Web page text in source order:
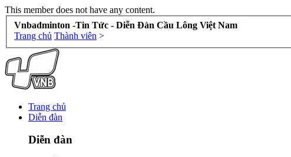
This member does not have any content.
Vnbadminton -Tin Tức - Diễn Đàn Cầu Lông Việt Nam
Trang chủ Thành viên >
Trang chủ
Diễn đàn
Diễn đàn